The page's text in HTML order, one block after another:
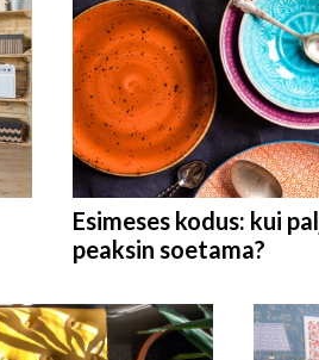
Esimeses kodus: kui
peaksin soetama?